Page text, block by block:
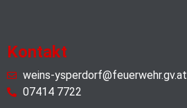
Kontakt
weins-ysperdorf@feuerwehr.gv.at
07414 7722